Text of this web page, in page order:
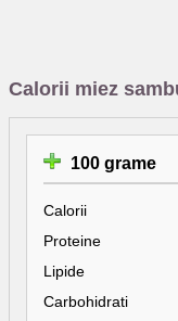
Calorii miez
100 grame
Calorii
Proteine
Lipide
Carbohidrati